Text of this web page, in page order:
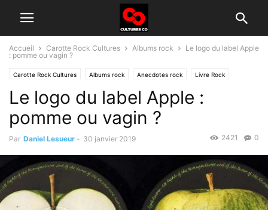
Accueil Carotte Rock Cultures Albums rock
Le logo du label Apple
: pomme ou vagin ?
Carotte Rock Cultures Albums rock Anecdotes rock Livre Rock
Le logo du label Apple :
pomme ou vagin ?
Par Daniel Lesueur - 30 janvier 2019 0
2421